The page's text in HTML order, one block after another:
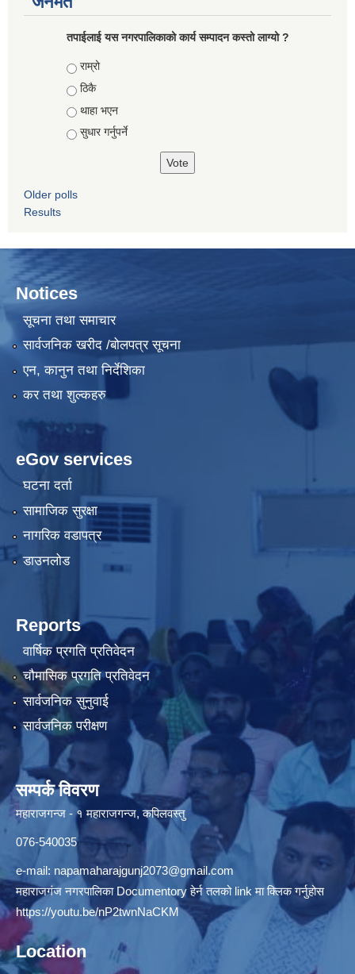
तपाईलाई यस नगरपालिकाको कार्य सम्पादन कस्तो लाग्यो ?
Choices
राम्रो
ठिकै
थाहा भएन
सुधार गर्नुपर्ने
Older polls
Results
Notices
सूचना तथा समाचार
सार्वजनिक खरीद /बोलपत्र सूचना
एन, कानुन तथा निर्देशिका
कर तथा शुल्कहरु
eGov services
घटना दर्ता
सामाजिक सुरक्षा
नागरिक वडापत्र
डाउनलोड
Reports
वार्षिक प्रगति प्रतिवेदन
चौमासिक प्रगति प्रतिवेदन
सार्वजनिक सुनुवाई
सार्वजनिक परीक्षण
सम्पर्क विवरण
महाराजगन्ज - १ महाराजगन्ज, कपिलवस्तु
076-540035
e-mail: napamaharajgunj2073@gmail.com
महाराजगंज नगरपालिका Documentory हेर्न तलको link मा क्लिक गर्नुहोस
https://youtu.be/nP2twnNaCKM
Location